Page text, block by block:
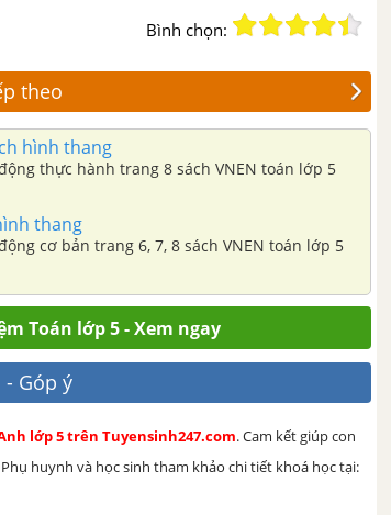
Bình chọn:
theo
hình thang
thực hành trang 8 sách VNEN toán lớp 5
thang
cơ bản trang 6, 7, 8 sách VNEN toán lớp 5
Toán lớp 5 - Xem ngay
Góp ý
lớp 5 trên Tuyensinh247.com. Cam kết giúp con
huynh và học sinh tham khảo chi tiết khoá học tại: